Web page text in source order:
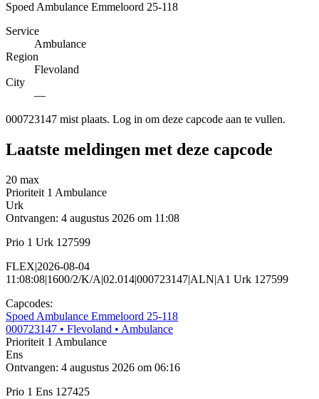
Spoed Ambulance Emmeloord 25-118
Service
Ambulance
Region
Flevoland
City
—
000723147 mist plaats. Log in om deze capcode aan te vullen.
Laatste meldingen met deze capcode
20 max
Prioriteit 1 Ambulance
Urk
Ontvangen: 4 augustus 2026 om 11:08
Prio 1 Urk 127599
FLEX|2026-08-04
11:08:08|1600/2/K/A|02.014|000723147|ALN|A1 Urk 127599
Capcodes:
Spoed Ambulance Emmeloord 25-118
000723147 • Flevoland • Ambulance
Prioriteit 1 Ambulance
Ens
Ontvangen: 4 augustus 2026 om 06:16
Prio 1 Ens 127425